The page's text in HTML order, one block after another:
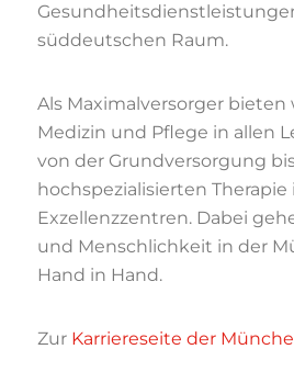
süddeutschen Raum.
Als Maximalversorger
Medizin und Pflege in allen
von der Grundversorgung
hochspezialisierten Therapie
Exzellenzzentren. Dabei
und Menschlichkeit in der
Hand in Hand.
Zur Karriereseite der